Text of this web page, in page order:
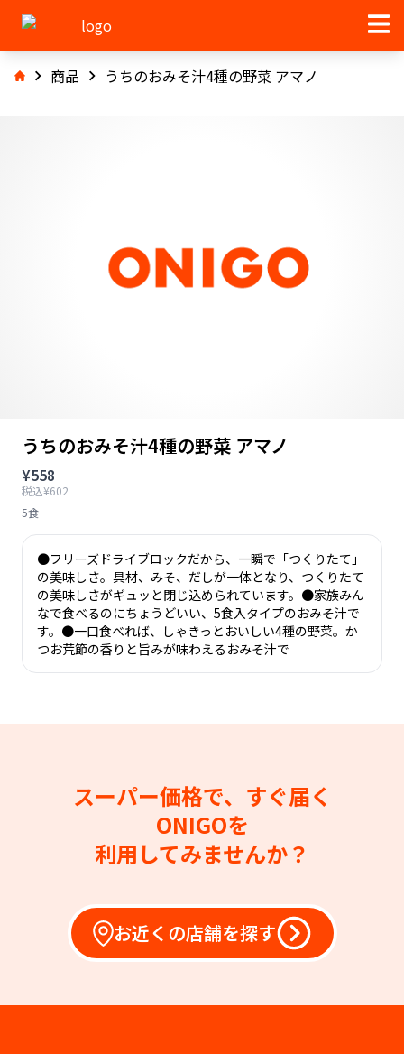
商品 うちのおみそ汁4種の野菜 アマノ
うちのおみそ汁4種の野菜 アマノ
¥558
税込¥602
5食
●フリーズドライブロックだから、一瞬で「つくりたて」
の美味しさ。具材、みそ、だしが一体となり、つくりたて
の美味しさがギュッと閉じ込められています。●家族みん
なで食べるのにちょうどいい、5食入タイプのおみそ汁で
す。●一口食べれば、しゃきっとおいしい4種の野菜。か
つお荒節の香りと旨みが味わえるおみそ汁で
スーパー価格で、すぐ届く
ONIGOを
利用してみませんか？
お近くの店舗を探す